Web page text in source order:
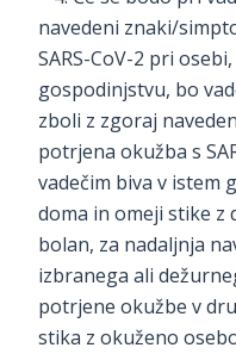
navedeni znaki/
SARS-CoV-2 pri
gospodinjstvu, bo
zboli z zgoraj
potrjena okužba s
vadečim biva v istem
doma in omeji stike z
bolan, za nadaljnja
izbranega ali
potrjene okužbe v
stika z okuženo